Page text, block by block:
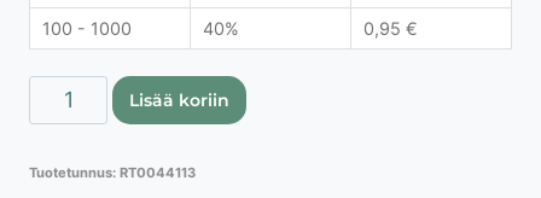
100 - 1000
40% 0,95 €
Proline
katkaisulaikka
/
Lisää koriin
Tuotetunnus: RT0044113